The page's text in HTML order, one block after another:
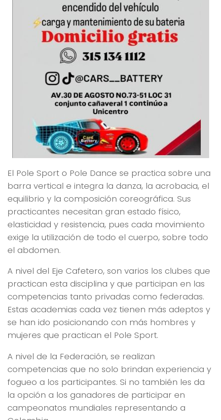
El Pole Sport o Pole Dance se practica sobre una
barra vertical e integra la danza, la acrobacia, el
equilibrio y la composición coreográfica. Sus
practicantes necesitan gran estado físico,
elasticidad y resistencia, pues cada movimiento
exige la utilización de todo el cuerpo, sobre todo
el abdomen.
A nivel del Eje Cafetero, son varios los clubes que
practican esta disciplina y que participan en las
competencias tanto privadas como federadas.
Estas academias cada vez tienen más adeptos y
se han ido posicionando con más hombres y
mujeres que practican el Pole Sport.
A nivel de la Federación, se realizan
competencias que no solo brindan experiencia y
fogueo a los participantes. Si no también les da
la opción a los ganadores de participar en
campeonatos mundiales representando a